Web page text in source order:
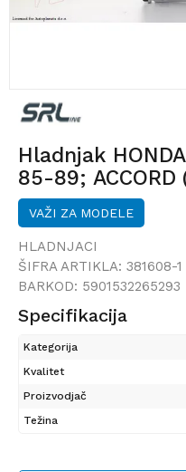
Hladnjak
85-89; ACCORD
VAŽI ZA MODELE
HLADNJACI
ŠIFRA ARTIKLA: 381608-1
BARKOD: 5901532265293
Specifikacija
Kategorija
Kvalitet
Proizvodjač
Težina